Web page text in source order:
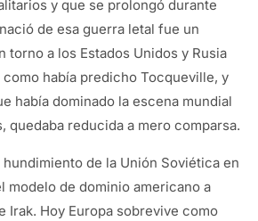
y que se prolongó durante
de esa guerra letal fue un
torno a los Estados Unidos y Rusia
había predicho Tocqueville, y
había dominado la escena mundial
quedaba reducida a mero comparsa.
de la Unión Soviética en
modelo de dominio americano a
Irak. Hoy Europa sobrevive como